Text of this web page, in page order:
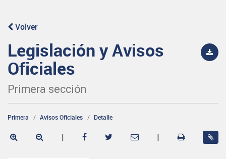
Volver
Legislación y Avisos
Oficiales
Primera sección
Primera Avisos Oficiales Detalle
| |